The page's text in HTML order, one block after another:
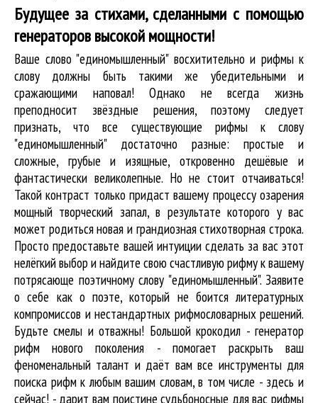
Будущее за стихами, сделанными с помощью
генераторов высокой мощности!
Ваше слово "единомышленный" восхитительно и рифмы к
слову должны быть такими же убедительными и
сражающими наповал! Однако не всегда жизнь
преподносит звёздные решения, поэтому следует
признать, что все существующие рифмы к слову
"единомышленный" достаточно разные: простые и
сложные, грубые и изящные, откровенно дешёвые и
фантастически великолепные. Но не стоит отчаиваться!
Такой контраст только придаст вашему процессу озарения
мощный творческий запал, в результате которого у вас
может родиться новая и грандиозная стихотворная строка.
Просто предоставьте вашей интуиции сделать за вас этот
нелёгкий выбор и найдите свою счастливую рифму к вашему
потрясающе поэтичному слову "единомышленный". Заявите
о себе как о поэте, который не боится литературных
компромиссов и нестандартных рифмословарных решений.
Будьте смелы и отважны! Большой крокодил - генератор
рифм нового поколения - помогает раскрыть ваш
феноменальный талант и даёт вам все инструменты для
поиска рифмк любым вашим словам, в том числе - здесь и
сейчас! - дарит вам поистине судьбоносные для вас рифмы